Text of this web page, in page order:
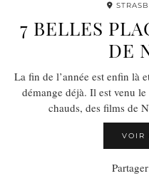
7 BELLES
DE
La fin de l’année est enfin là
démange déjà. Il est venu
chauds, des films de
VOIR